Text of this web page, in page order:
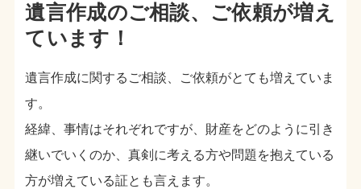
遺言作成のご相談、ご依頼が増え
ています！
遺言作成に関するご相談、ご依頼がとても増えていま
す。
経緯、事情はそれぞれですが、財産をどのように引き
継いでいくのか、真剣に考える方や問題を抱えている
方が増えている証とも言えます。